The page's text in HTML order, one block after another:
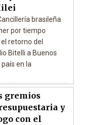
brasileña
por tiempo
retorno del
Bitelli a Buenos
en la
gremios
y
con el